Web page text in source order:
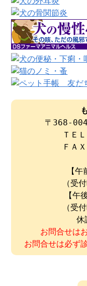
〒368-
ＴＥ
ＦＡ
【
（受付
【午
（受付
休
お問合せは
お問合せは必ず